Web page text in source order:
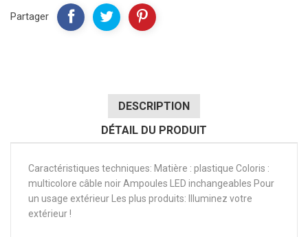
Partager
DESCRIPTION
DÉTAIL DU PRODUIT
Caractéristiques techniques: Matière : plastique Coloris :
multicolore câble noir Ampoules LED inchangeables Pour
un usage extérieur Les plus produits: Illuminez votre
extérieur !